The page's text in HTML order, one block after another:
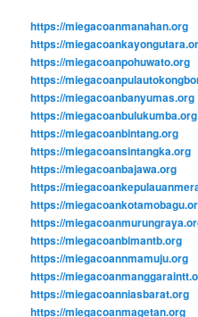
https://miegacoanmanahan.org
https://
https://miegacoanpohuwato.org
https://
https://miegacoanbanyumas.org
https://miegacoanbulukumba.org
https://miegacoanbintang.org
https://miegacoansintangka.org
https://miegacoanbajawa.org
https://
https://
https://
https://miegacoanbimantb.org
https://miegacoannmamuju.org
https://
https://miegacoanniasbarat.org
https://miegacoanmagetan.org